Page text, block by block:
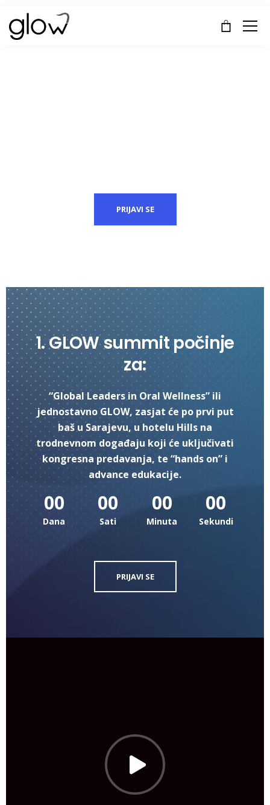
1. GLOW summit počinje
za:
“Global Leaders in Oral Wellness” ili
jednostavno GLOW, zasjat će po prvi put
baš u Sarajevu, u hotelu Hills na
trodnevnom događaju koji će uključivati
kongresna predavanja, te “hands on” i
advance edukacije.
00
Dana
00
Sati
00
Minuta
00
Sekundi
PRIJAVI SE